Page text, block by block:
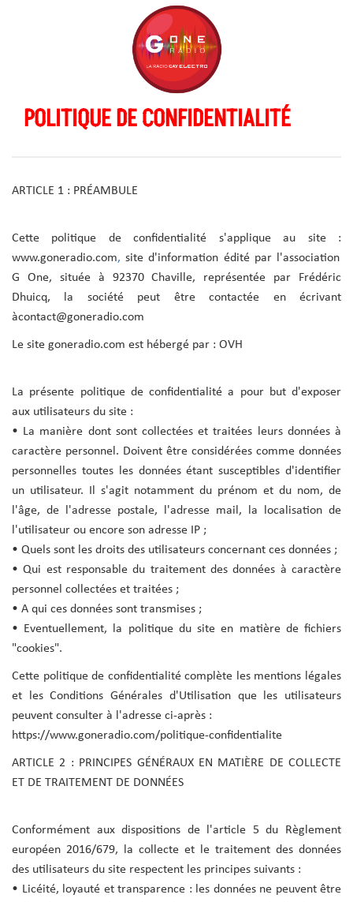
POLITIQUE DE CONFIDENTIALITÉ
ARTICLE 1 : PRÉAMBULE
Cette politique de confidentialité s'applique au site :
www.goneradio.com, site d'information édité par l'association
G One, située à 92370 Chaville, représentée par Frédéric
Dhuicq, la société peut être contactée en écrivant
àcontact@goneradio.com
Le site goneradio.com est hébergé par : OVH
La présente politique de confidentialité a pour but d'exposer
aux utilisateurs du site :
• La manière dont sont collectées et traitées leurs données à
caractère personnel. Doivent être considérées comme données
personnelles toutes les données étant susceptibles d'identifier
un utilisateur. Il s'agit notamment du prénom et du nom, de
l'âge, de l'adresse postale, l'adresse mail, la localisation de
l'utilisateur ou encore son adresse IP ;
• Quels sont les droits des utilisateurs concernant ces données ;
• Qui est responsable du traitement des données à caractère
personnel collectées et traitées ;
• A qui ces données sont transmises ;
• Eventuellement, la politique du site en matière de fichiers
"cookies".
Cette politique de confidentialité complète les mentions légales
et les Conditions Générales d'Utilisation que les utilisateurs
peuvent consulter à l'adresse ci-après :
https://www.goneradio.com/politique-confidentialite
ARTICLE 2 : PRINCIPES GÉNÉRAUX EN MATIÈRE DE COLLECTE
ET DE TRAITEMENT DE DONNÉES
Conformément aux dispositions de l'article 5 du Règlement
européen 2016/679, la collecte et le traitement des données
des utilisateurs du site respectent les principes suivants :
• Licéité, loyauté et transparence : les données ne peuvent être